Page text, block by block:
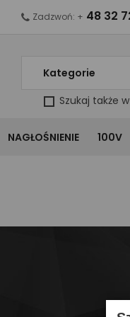
Kategorie
Szukaj także
Zadzwoń: + 48 32
NAGŁOŚNIENIE 100V